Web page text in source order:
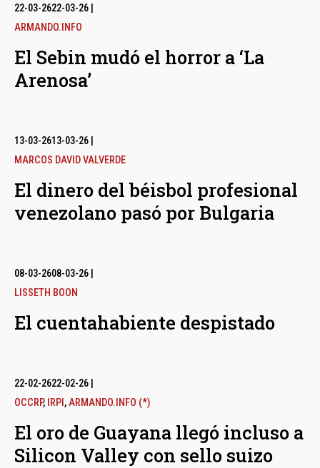
22-03-2622-03-26
ARMANDO.INFO
El Sebin mudó el horror a ‘La
Arenosa’
13-03-2613-03-26
MARCOS DAVID VALVERDE
El dinero del béisbol profesional
venezolano pasó por Bulgaria
08-03-2608-03-26
LISSETH BOON
El cuentahabiente despistado
22-02-2622-02-26
OCCRP, IRPI ,ARMANDO.INFO (*)
El oro de Guayana llegó incluso a
Silicon Valley con sello suizo